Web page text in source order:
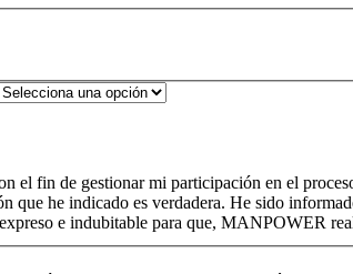
fin de gestionar mi participación en el
que he indicado es verdadera. He sido
e indubitable para que, MANPOWER